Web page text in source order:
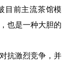
目前主流茶馆模
也是一种大胆的
抗激烈竞争，并